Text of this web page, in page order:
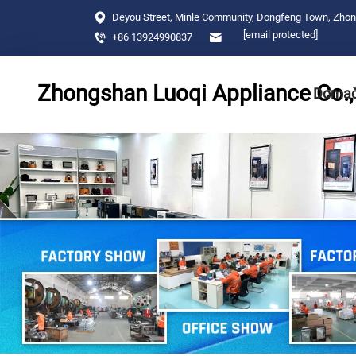
Deyou Street, Minle Community, Dongfeng Town,
+86 13924990837
[email protected]
Zhongshan Luoqi Appliance